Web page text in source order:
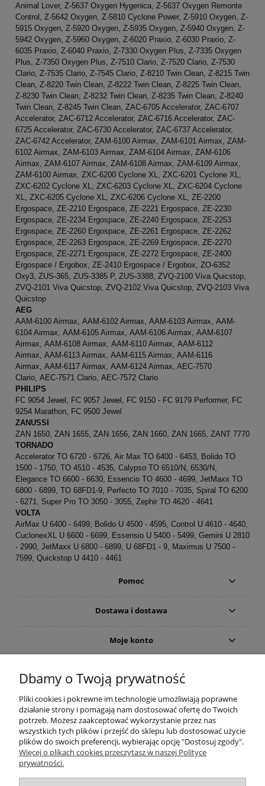
Animal Lover, Z-5637 Oxygen Hygenica, Z-5637 Oxygen Remonte
Control, Z-5642 Oxygen, Z-5810 Cyclone Power, Z-5910 Oxygen, Z-
5915 Oxygen, Z-5920 Oxygen, Z-5935 Oxygen, Z-5940 Oxygen, Z-
5942 Oxygen, Z-5960 Oxygen, Z-6020 Praxio, Z-6030 Praxio, Z-
6035 Praxio, Z-6040 Praxio, Z-7330 Oxygen Plus, Z-7335 Oxygen
Plus, Z-7350 Oxygen Plus, Z-7510 Clario, Z-7520 Clario, Z-7530
Clario, Z-7535 Clario, Z-7545 Clario, Z-8210 Twin Clean, Z-8215 Twin
Clean, Z-8220 Twin Clean, Z-8222 Twin Clean, Z-8225 Twin Clean,
Z-8230 Twin Clean, Z-8232 Twin Clean, Z-8235 Twin Clean, Z-8240
Twin Clean, Z-8245 Twin Clean, ZAC-6705 Accelerator, ZAC-6707
Accelerator, ZAC-6712 Accelerator, ZAC-6716 Accelerator, ZAC-
6725 Accelerator, ZAC-6730 Accelerator, ZAC-6737 Accelerator,
ZAC-6742 Accelerator, ZAM-6100 Airmax, ZAM-6101 Airmax, ZAM-
6102 Airmax, ZAM-6103 Airmax, ZAM-6104 Airmax, ZAM-6106
Airmax, ZAM-6107 Airmax, ZAM-6108 Airmax, ZAM-6109 Airmax,
ZAM-6100 Airmax, ZXC-6200 Cyclone XL, ZXC-6201 Cyclone XL,
ZXC-6202 Cyclone XL, ZXC-6203 Cyclone XL, ZXC-6204 Cyclone
XL, ZXC-6205 Cyclone XL, ZXC-6206 Cyclone XL, ZE-2200
Ergospace, ZE-2210 Ergospace, ZE-2221 Ergospace, ZE-2230
Ergospace, ZE-2234 Ergospace, ZE-2240 Ergospace, ZE-2253
Ergospace, ZE-2260 Ergospace, ZE-2261 Ergospace, ZE-2262
Ergospace, ZE-2263 Ergospace, ZE-2269 Ergospace, ZE-2270
Ergospace, ZE-2271 Ergospace, ZE-2272 Ergospace, ZE-2400
Ergospace / Ergobox, ZE-2410 Ergospace / Ergobox, ZO-6352
Oxy3, ZUS-365, ZUS-3385 P, ZUS-3388, ZVQ-2100 Viva Quicstop,
ZVQ-2101 Viva Quicstop, ZVQ-2102 Viva Quicstop, ZVQ-2103 Viva
Quicstop
AEG
AAM-6100 Airmax, AAM-6102 Airmax, AAM-6103 Airmax, AAM-
6104 Airmax, AAM-6105 Airmax, AAM-6106 Airmax, AAM-6107
Airmax, AAM-6108 Airmax, AAM-6110 Airmax, AAM-6112
Airmax, AAM-6113 Airmax, AAM-6115 Airmax, AAM-6116
Airmax, AAM-6117 Airmax, AAM-6124 Airmax, AEC-7570
Clario, AEC-7571 Clario, AEC-7572 Clario
PHILIPS
FC 9054 Jewel, FC 9057 Jewel, FC 9150 - FC 9179 Performer, FC
9254 Marathon, FC 9500 Jewel
ZANUSSI
ZAN 1650, ZAN 1655, ZAN 1656, ZAN 1660, ZAN 1665, ZANT 7770
TORNADO
Accelerator TO 6720 - 6726, Air Max TO 6400 - 6453, Bolido TO
1500 - 1750, TO 4510 - 4535, Calypso TO 6510/N, 6530/N,
Elegance TO 6600 - 6630, Essencio TO 4600 - 4699, JetMaxx TO
6800 - 6899, TO 68FD1-9, Perfecto TO 7010 - 7035, Spiral TO 6200
- 6271, Super Pro TO 3050 - 3055, Zephir TO 4620 - 4641
VOLTA
AirMax U 6400 - 6499, Bolido U 4500 - 4595, Control U 4610 - 4640,
CuclonexXL U 6600 - 6699, Essensio U 5400 - 5499, Gemini U 2810
- 2990, JetMaxx U 6800 - 6899, U 68FD1 - 9, Maximus U 7500 -
7599, Quickstop U 4410 - 4461
Pomoc
Dostawa i dostawa
Moje konto
O firmie
Dbamy o Twoją prywatność
Pliki cookies i pokrewne im technologie umożliwiają poprawne
działanie strony i pomagają nam dostosować ofertę do Twoich
potrzeb. Możesz zaakceptować wykorzystanie przez nas
wszystkich tych plików i przejść do sklepu lub dostosować użycie
plików do swoich preferencji, wybierając opcję "Dostosuj zgody".
Więcej o plikach cookies przeczytasz w naszej Polityce
prywatności.